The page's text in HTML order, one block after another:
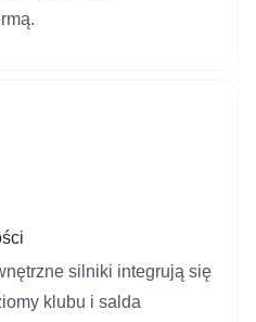
silniki integrują się
klubu i salda